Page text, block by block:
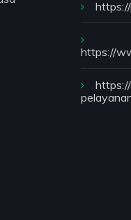
https://